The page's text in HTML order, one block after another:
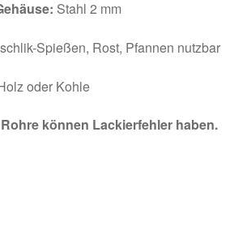
Stahl 2 mm
Spießen, Rost, Pfannen nutzbar
oder Kohle
können Lackierfehler haben.